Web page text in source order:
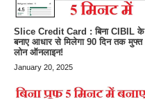
Slice Credit Card : बिना CIBIL के
बनाए आधार से मिलेगा 90 दिन तक मुफ्त
लोन ऑनलाइन!
January 20, 2025